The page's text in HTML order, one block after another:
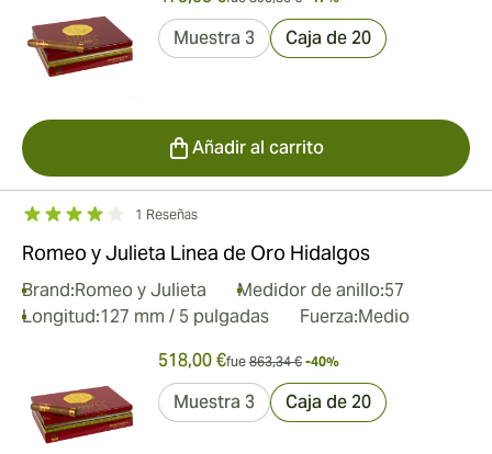
Muestra 3 Caja de 20
Añadir al carrito
1 Reseñas
Romeo y Julieta Linea de Oro Hidalgos
Brand:Romeo y Julieta Medidor de anillo:57
Longitud:127 mm / 5 pulgadas Fuerza:Medio
518,00 €fue 863,34 € -40%
Muestra 3 Caja de 20